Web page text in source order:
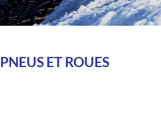
PNEUS ET ROUES